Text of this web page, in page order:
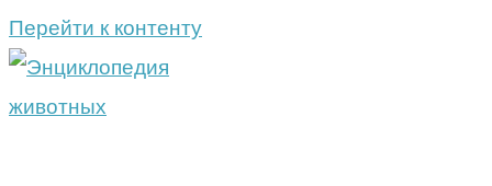
Перейти к контенту